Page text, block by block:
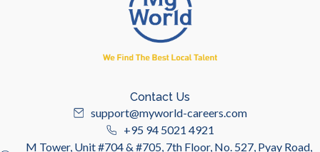
Contact Us
support@myworld-careers.com
+95 94 5021 4921
M Tower, Unit #704 & #705, 7th Floor, No. 527, Pyay Road,